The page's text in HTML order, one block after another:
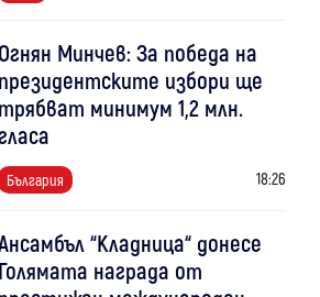
Огнян Минчев: За победа на
президентските избори ще
трябват минимум 1,2 млн.
България 18:26
“Кладница“ донесе
Голямата награда от